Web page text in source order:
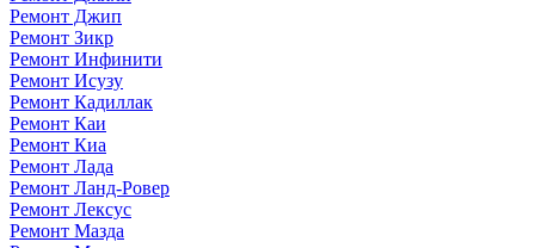
Ремонт Джип
Ремонт Зикр
Ремонт Инфинити
Ремонт Исузу
Ремонт Кадиллак
Ремонт Каи
Ремонт Киа
Ремонт Лада
Ремонт Ланд-Ровер
Ремонт Лексус
Ремонт Мазда